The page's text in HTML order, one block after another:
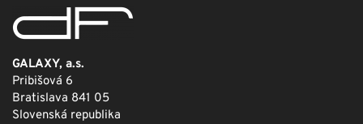
GALAXY, a.s.
Pribišová 6
Bratislava 841 05
Slovenská republika